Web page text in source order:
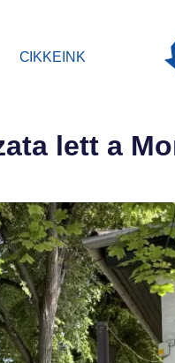
CIKKEINK
lett a